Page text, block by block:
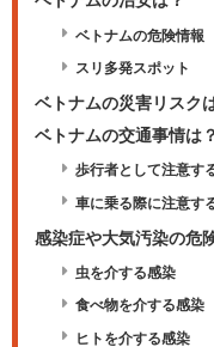
ベトナムの危険情報
スリ多発スポット
ベトナムの災害リスク
ベトナムの交通事情は？
歩行者として注意す
車に乗る際に注意す
感染症や大気汚染の危
虫を介する感染
食べ物を介する感染
ヒトを介する感染